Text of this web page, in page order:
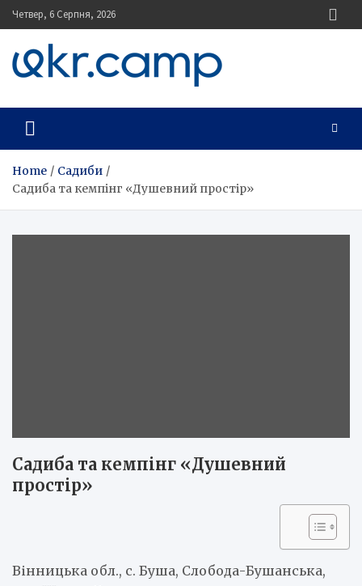
Skip
to
Четвер, 6 Серпня, 2026
UKR.CAMP
Home
Садиби
Садиба та кемпінг «Душевний простір»
Садиба та кемпінг «Душевний
простір»
Вінницька обл., с. Буша, Слобода-Бушанська,